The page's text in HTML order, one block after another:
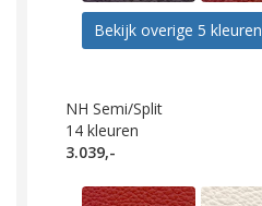
Bekijk overige 5 kleuren
NH Semi/Split
14 kleuren
3.039,-